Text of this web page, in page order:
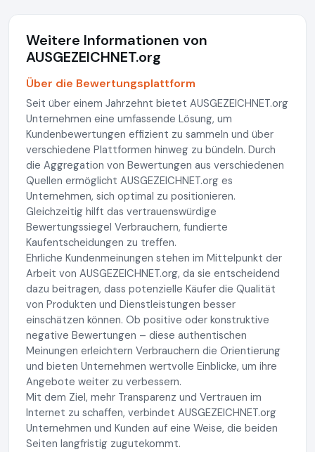
Weitere Informationen von
AUSGEZEICHNET.org
Über die Bewertungsplattform
Seit über einem Jahrzehnt bietet AUSGEZEICHNET.org
Unternehmen eine umfassende Lösung, um
Kundenbewertungen effizient zu sammeln und über
verschiedene Plattformen hinweg zu bündeln. Durch
die Aggregation von Bewertungen aus verschiedenen
Quellen ermöglicht AUSGEZEICHNET.org es
Unternehmen, sich optimal zu positionieren.
Gleichzeitig hilft das vertrauenswürdige
Bewertungssiegel Verbrauchern, fundierte
Kaufentscheidungen zu treffen.
Ehrliche Kundenmeinungen stehen im Mittelpunkt der
Arbeit von AUSGEZEICHNET.org, da sie entscheidend
dazu beitragen, dass potenzielle Käufer die Qualität
von Produkten und Dienstleistungen besser
einschätzen können. Ob positive oder konstruktive
negative Bewertungen – diese authentischen
Meinungen erleichtern Verbrauchern die Orientierung
und bieten Unternehmen wertvolle Einblicke, um ihre
Angebote weiter zu verbessern.
Mit dem Ziel, mehr Transparenz und Vertrauen im
Internet zu schaffen, verbindet AUSGEZEICHNET.org
Unternehmen und Kunden auf eine Weise, die beiden
Seiten langfristig zugutekommt.